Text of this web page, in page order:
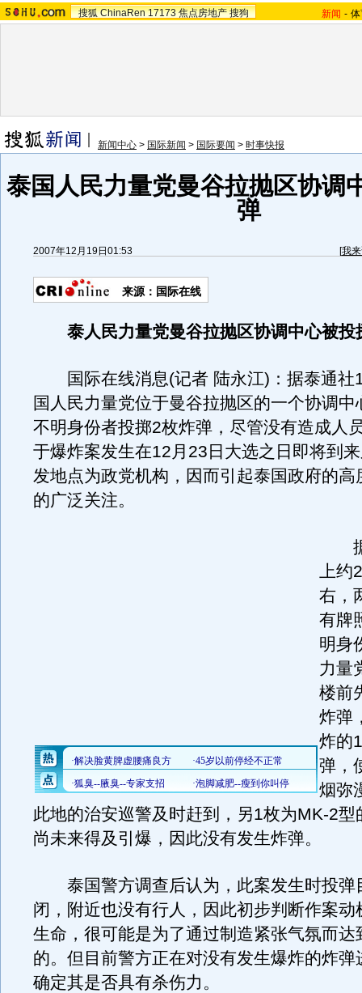
搜狐 ChinaRen 17173 焦点房地产 搜狗 新闻 -
新闻中心 > 国际新闻 > 国际要闻 > 时事快报
泰国人民力量党曼谷拉抛区协调
弹
2007年12月19日01:53 [我
来源：国际在线
泰人民力量党曼谷拉抛区协调中心被投
国际在线消息(记者 陆永江)：据泰通社
国人民力量党位于曼谷拉抛区的一个协调
不明身份者投掷2枚炸弹，尽管没有造成人
于爆炸案发生在12月23日大选之日即将到
发地点为政党机构，因而引起泰国政府的高
的广泛关注。
据
上约
右，
有牌
明身
力量
楼前
炸弹
炸的
弹，
烟弥
此地的治安巡警及时赶到，另1枚为MK-2型
尚未来得及引爆，因此没有发生炸弹。
泰国警方调查后认为，此案发生时投弹
闭，附近也没有行人，因此初步判断作案动
生命，很可能是为了通过制造紧张气氛而达
的。但目前警方正在对没有发生爆炸的炸弹
确定其是否具有杀伤力。